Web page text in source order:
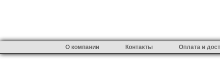
О компании Контакты Оплата и